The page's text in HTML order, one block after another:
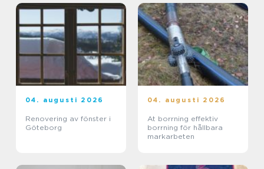
04. augusti 2026
Renovering av fönster i
Göteborg
04. augusti 2026
At borrning effektiv
borrning för hållbara
markarbeten